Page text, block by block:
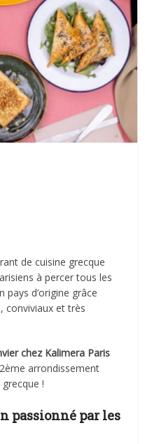
de cuisine grecque
à percer tous les
d’origine grâce
conviviaux et très
chez Kalimera Paris
arrondissement
!
passionné par les